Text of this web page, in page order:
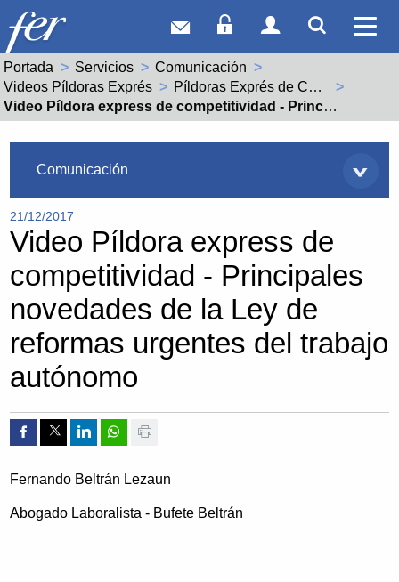
Correo webAcceso Socios
Acceso
Portada Servicios
Comunicación
Videos Píldoras Exprés
Píldoras Exprés de Competitividad y Tecnología
Actual:
Video Píldora express de competitividad - Principales novedades de la Ley de reformas urgentes del trabajo autónomo
Comunicación
21/12/2017
Video Píldora express de
competitividad - Principales
novedades de la Ley de
reformas urgentes del trabajo
autónomo
Compartir por Facebook
Compartir por Twitter
Compartir por Linkedin
Compartir por whatsapp
Imprimir
Fernando Beltrán Lezaun
Abogado Laboralista - Bufete Beltrán